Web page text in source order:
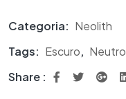
Categoria: Neolith
Tags: Escuro, Neutro
Share :